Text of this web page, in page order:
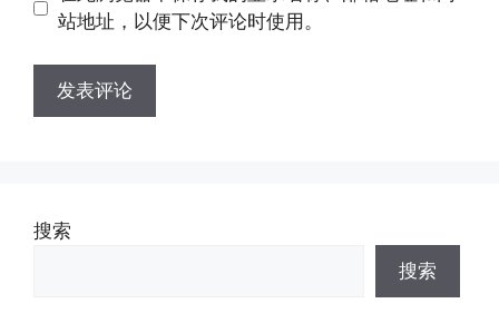
址
址 站地址，以便下次评论时使用。
搜索
搜索